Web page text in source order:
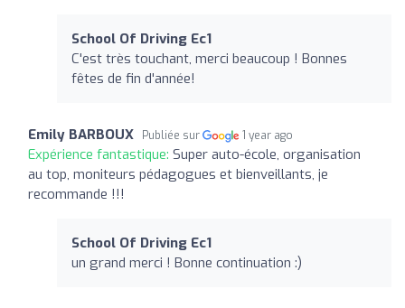
School Of Driving Ec1
C'est très touchant, merci beaucoup ! Bonnes
fêtes de fin d'année!
Emily BARBOUX Publiée sur 1 year ago
Expérience fantastique: Super auto-école, organisation
au top, moniteurs pédagogues et bienveillants, je
recommande !!!
School Of Driving Ec1
un grand merci ! Bonne continuation :)